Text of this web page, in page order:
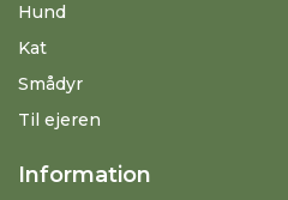
Hund
Kat
Smådyr
Til ejeren
Information